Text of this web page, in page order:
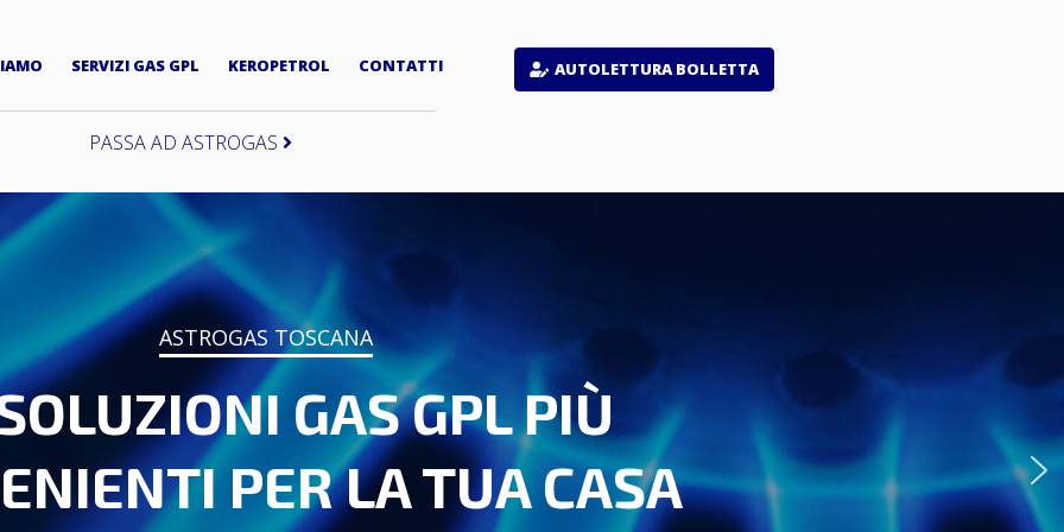
SERVIZI GAS GPL KEROPETROL CONTATTI AUTOLETTURA BOLLETTA
PASSA AD ASTROGAS
ASTROGAS TOSCANA
GAS GPL PIÙ
PER LA TUA CASA